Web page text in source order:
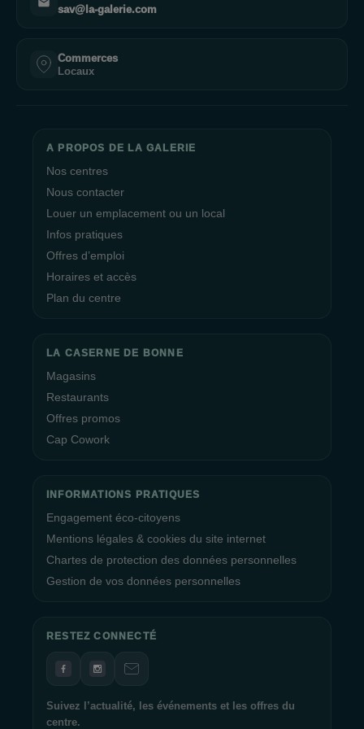
sav@la-galerie.com
Commerces
Locaux
A PROPOS DE LA GALERIE
Nos centres
Nous contacter
Louer un emplacement ou un local
Infos pratiques
Offres d’emploi
Horaires et accès
Plan du centre
LA CASERNE DE BONNE
Magasins
Restaurants
Offres promos
Cap Cowork
INFORMATIONS PRATIQUES
Engagement éco-citoyens
Mentions légales & cookies du site internet
Chartes de protection des données personnelles
Gestion de vos données personnelles
RESTEZ CONNECTÉ
Suivez l’actualité, les événements et les offres du
centre.